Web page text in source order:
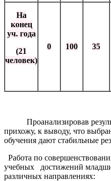
На
конец
уч. года
(21
человек)
0 100 35
Проанализировав
прихожу, к выводу, что
обучения дают стабильные
Работа по
учебных достижений
различных направлениях: